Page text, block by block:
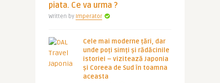
piata. Ce va urma ?
Written by Imperator
Cele mai moderne țări, dar
unde poți simți și rădăcinile
istoriei – vizitează Japonia
și Coreea de Sud în toamna
aceasta